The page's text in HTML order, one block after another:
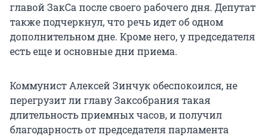
главой ЗакСа после своего рабочего дня. Депутат
также подчеркнул, что речь идет об одном
дополнительном дне. Кроме него, у председателя
есть еще и основные дни приема.
Коммунист Алексей Зинчук обеспокоился, не
перегрузит ли главу Заксобрания такая
длительность приемных часов, и получил
благодарность от председателя парламента